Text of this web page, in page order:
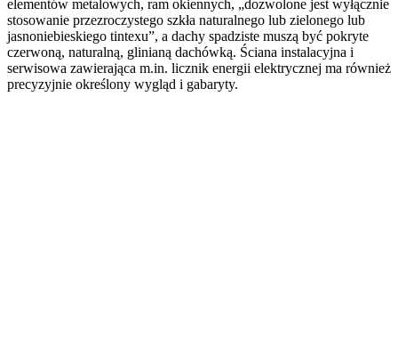
elementów metalowych, ram okiennych, „dozwolone jest wyłącznie
stosowanie przezroczystego szkła naturalnego lub zielonego lub
jasnoniebieskiego tintexu”, a dachy spadziste muszą być pokryte
czerwoną, naturalną, glinianą dachówką. Ściana instalacyjna i
serwisowa zawierająca m.in. licznik energii elektrycznej ma również
precyzyjnie określony wygląd i gabaryty.